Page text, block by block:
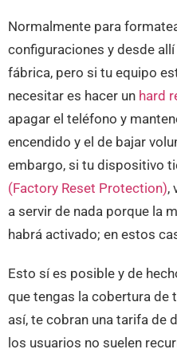
Normalmente para
configuraciones y desde
fábrica, pero si tu equipo
necesitar es hacer un hard
apagar el teléfono y
encendido y el de bajar
embargo, si tu dispositivo
(Factory Reset Protection),
a servir de nada porque la
habrá activado; en estos
Esto sí es posible y de
que tengas la cobertura de
así, te cobran una tarifa de
los usuarios no suelen